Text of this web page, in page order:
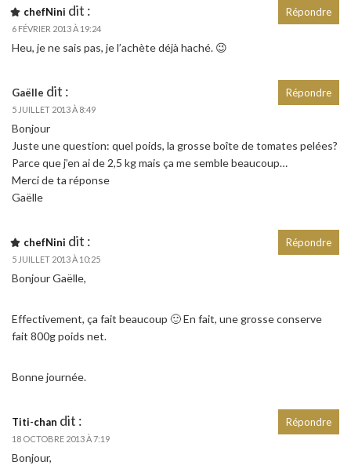
chefNini dit :
6 FÉVRIER 2013 À 19:24
Heu, je ne sais pas, je l’achète déjà haché. 😉
Répondre
Gaëlle dit :
5 JUILLET 2013 À 8:49
Bonjour
Juste une question: quel poids, la grosse boîte de tomates pelées?
Parce que j’en ai de 2,5 kg mais ça me semble beaucoup…
Merci de ta réponse
Gaëlle
Répondre
chefNini dit :
5 JUILLET 2013 À 10:25
Bonjour Gaëlle,
Effectivement, ça fait beaucoup 🙂 En fait, une grosse conserve
fait 800g poids net.
Bonne journée.
Répondre
Titi-chan dit :
18 OCTOBRE 2013 À 7:19
Bonjour,
Répondre